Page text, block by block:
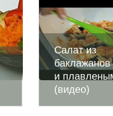
Салат из
и
(видео)